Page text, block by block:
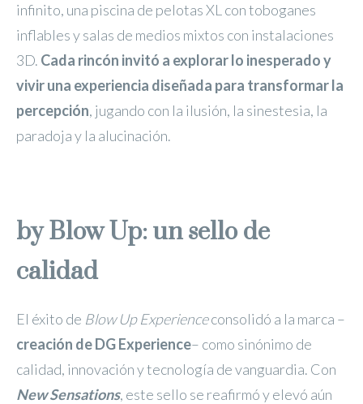
infinito, una piscina de pelotas XL con toboganes
inflables y salas de medios mixtos con instalaciones
3D. Cada rincón invitó a explorar lo inesperado y
vivir una experiencia diseñada para transformar la
percepción, jugando con la ilusión, la sinestesia, la
paradoja y la alucinación.
by Blow Up: un sello de
calidad
El éxito de Blow Up Experienceconsolidó a la marca –
creación de DG Experience– como sinónimo de
calidad, innovación y tecnología de vanguardia. Con
New Sensations, este sello se reafirmó y elevó aún